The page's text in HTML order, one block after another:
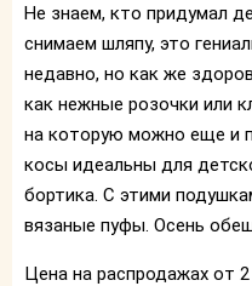
Не знаем, кто придумал
снимаем шляпу, это
недавно, но как же
как нежные розочки или
на которую можно еще и
косы идеальны для
бортика. С этими
вязаные пуфы. Осень
Цена на распродажах от